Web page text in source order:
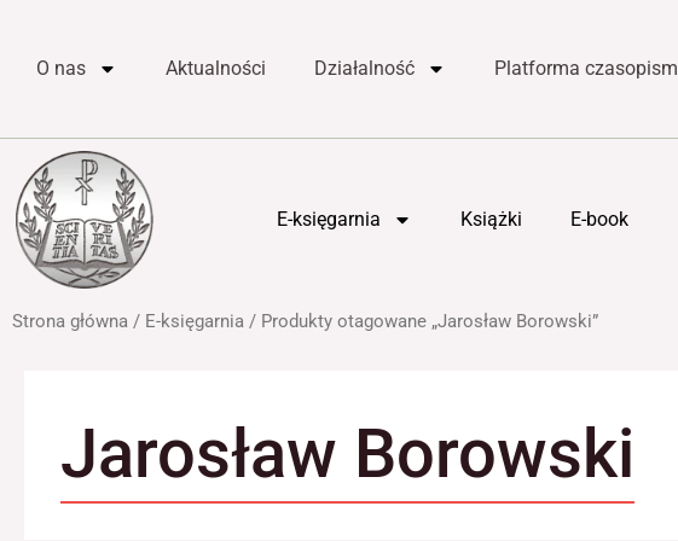
treściO nas Aktualności Działalność Platforma czasopism
E-księgarnia Książki E-book
Strona główna / E-księgarnia / Produkty otagowane „Jarosław Borowski”
Jarosław Borowski